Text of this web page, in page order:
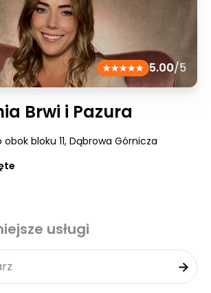
5.00/5
Brwi i Pazura
bloku 11, Dąbrowa Górnicza
usługi